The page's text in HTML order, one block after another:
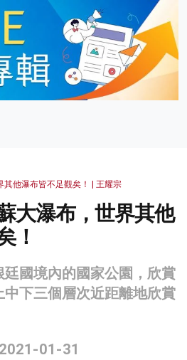
他瀑布皆不足觀矣！ | 王耀宗
大瀑布，世界其他
！
國境內的國家公園，欣賞
下三個層次近距離地欣賞
01-31